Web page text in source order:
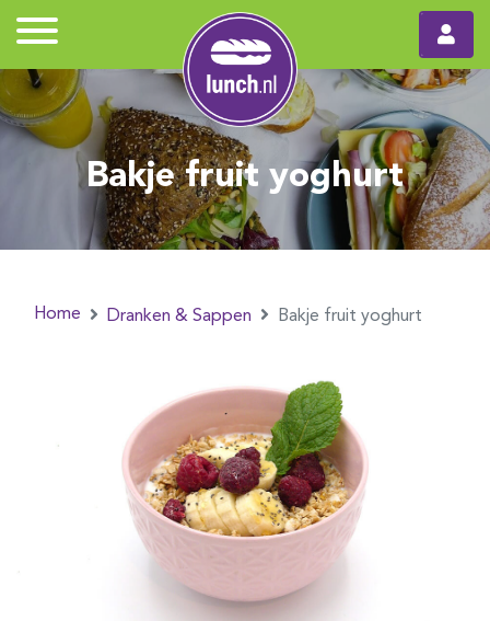
Bakje fruit yoghurt
Home Dranken & Sappen Bakje fruit yoghurt